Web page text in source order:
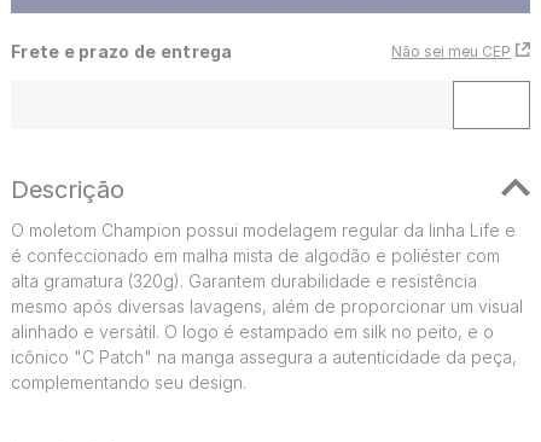
Frete e prazo de entrega Não sei meu CEP
Descrição
O moletom Champion possui modelagem regular da linha Life e
é confeccionado em malha mista de algodão e poliéster com
alta gramatura (320g). Garantem durabilidade e resistência
mesmo após diversas lavagens, além de proporcionar um visual
alinhado e versátil. O logo é estampado em silk no peito, e o
icônico "C Patch" na manga assegura a autenticidade da peça,
complementando seu design.